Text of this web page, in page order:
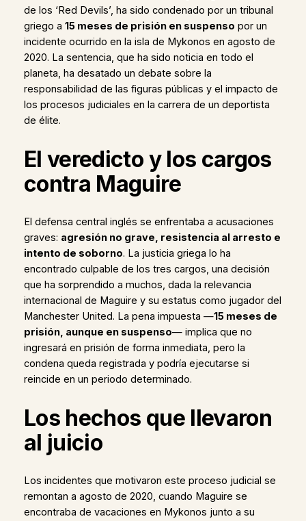
de los ‘Red Devils’, ha sido condenado por un tribunal
griego a 15 meses de prisión en suspenso por un
incidente ocurrido en la isla de Mykonos en agosto de
2020. La sentencia, que ha sido noticia en todo el
planeta, ha desatado un debate sobre la
responsabilidad de las figuras públicas y el impacto de
los procesos judiciales en la carrera de un deportista
de élite.
El veredicto y los cargos
contra Maguire
El defensa central inglés se enfrentaba a acusaciones
graves: agresión no grave, resistencia al arresto e
intento de soborno. La justicia griega lo ha
encontrado culpable de los tres cargos, una decisión
que ha sorprendido a muchos, dada la relevancia
internacional de Maguire y su estatus como jugador del
Manchester United. La pena impuesta —15 meses de
prisión, aunque en suspenso— implica que no
ingresará en prisión de forma inmediata, pero la
condena queda registrada y podría ejecutarse si
reincide en un periodo determinado.
Los hechos que llevaron
al juicio
Los incidentes que motivaron este proceso judicial se
remontan a agosto de 2020, cuando Maguire se
encontraba de vacaciones en Mykonos junto a su